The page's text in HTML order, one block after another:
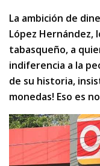
La ambición de
López Hernández,
tabasqueño, a
indiferencia a la
de su historia,
monedas! Eso es